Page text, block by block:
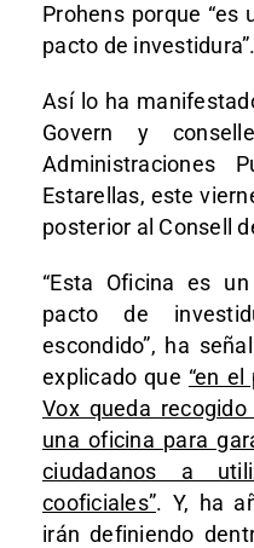
Prohens porque “es
pacto de investidura”.
Así lo ha
Govern y
Administraciones
Estarellas, este
posterior al Consell
“Esta Oficina es
pacto de
escondido”, ha
explicado que “en
Vox queda
una oficina para
ciudadanos a
cooficiales”. Y, ha
irán definiendo